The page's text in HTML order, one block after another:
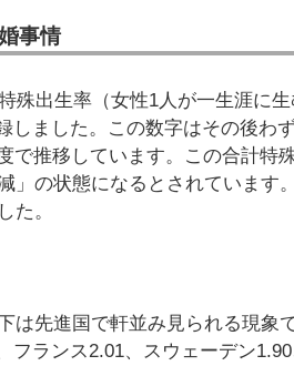
事情
殊出生率（女性1人が一生涯に
しました。この数字はその後わ
で推移しています。この合計特
」の状態になるとされています
た。
は先進国で軒並み見られる現象
フランス2.01、スウェーデン